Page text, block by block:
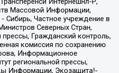
Массовой Информации,
Сибирь, Частное учреждение в
Северных Стран,
Гражданский контроль,
комиссия по сохранению
Информационное
региональной прессы,
Информации, Экозащита!-